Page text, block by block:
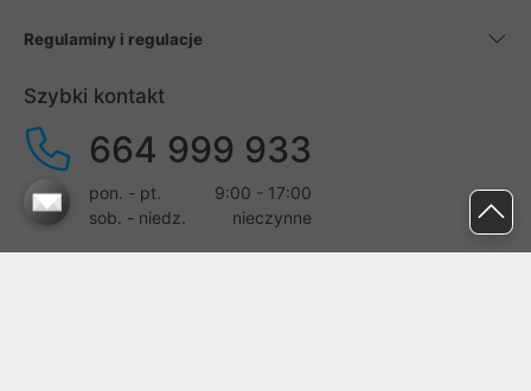
Regulaminy i regulacje
Szybki kontakt
664 999 933
pon. - pt.
9:00 - 17:00
sob. - niedz.
nieczynne